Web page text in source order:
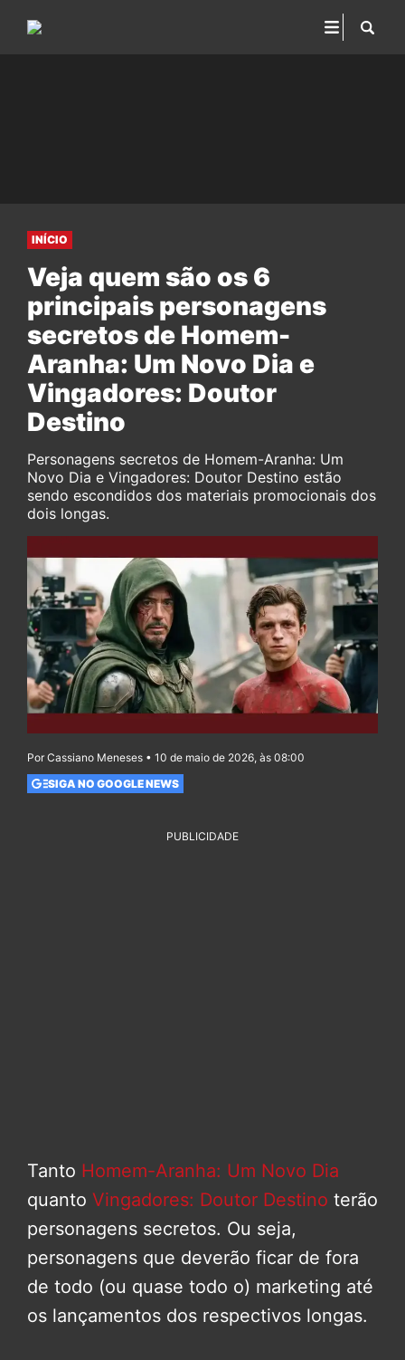
INÍCIO
Veja quem são os 6
principais personagens
secretos de Homem-
Aranha: Um Novo Dia e
Vingadores: Doutor
Destino
Personagens secretos de Homem-Aranha: Um
Novo Dia e Vingadores: Doutor Destino estão
sendo escondidos dos materiais promocionais dos
dois longas.
Por Cassiano Meneses • 10 de maio de 2026, às 08:00
SIGA NO GOOGLE NEWS
PUBLICIDADE
Tanto Homem-Aranha: Um Novo Dia
quanto Vingadores: Doutor Destino terão
personagens secretos. Ou seja,
personagens que deverão ficar de fora
de todo (ou quase todo o) marketing até
os lançamentos dos respectivos longas.